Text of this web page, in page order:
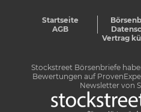
Startseite
AGB
Vertrag
Stockstreet Börsenbriefe
Bewertungen auf
Newsletter von